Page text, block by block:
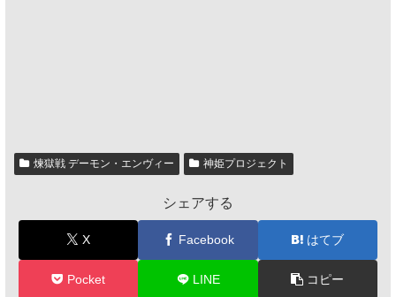
煉獄戦 デーモン・エンヴィー 神姫プロジェクト
シェアする
X Facebook はてブ
Pocket LINE コピー